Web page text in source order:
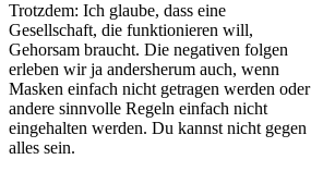
Trotzdem: Ich glaube, dass eine
Gesellschaft, die funktionieren will,
Gehorsam braucht. Die negativen folgen
erleben wir ja andersherum auch, wenn
Masken einfach nicht getragen werden oder
andere sinnvolle Regeln einfach nicht
eingehalten werden. Du kannst nicht gegen
alles sein.